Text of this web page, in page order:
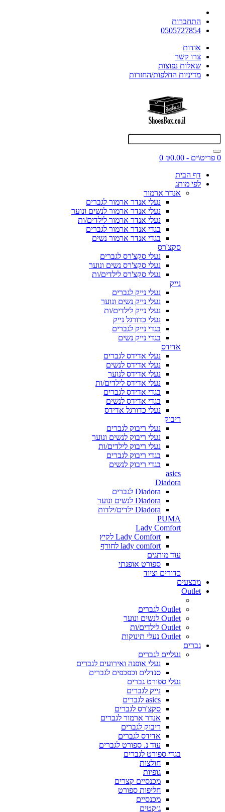
התחברות
0505727854
אודות
צרו קשר
שאלות נפוצות
מדיניות החלפות/החזרות
0 פריט\ים - ₪0.00
0
דף הבית
לפי מותג
אנדר ארמור
נעלי אנדר ארמור לגברים
נעלי אנדר ארמור לנשים ונוער
נעלי אנדר ארמור לילדים/ות
בגדי אנדר ארמור לגברים
בגדי אנדר ארמור נשים
סקצ'רס
נעלי סקצ'רס לגברים
נעלי סקצ'רס נשים ונוער
נעלי סקצ'רס לילדים/ות
נייק
נעלי נייק לגברים
נעלי נייק נשים ונוער
נעלי נייק לילדים/ות
נעלי כדורגל נייק
בגדי נייק לגברים
בגדי נייק נשים
אדידס
נעלי אדידס לגברים
נעלי אדידס לנשים
נעלי אדידס לנוער
נעלי אדידס לילדים/ות
בגדי אדידס לגברים
בגדי אדידס לנשים
נעלי כדורגל אדידס
ריבוק
נעלי ריבוק לגברים
נעלי ריבוק לנשים ונוער
נעלי ריבוק לילדים/ות
בגדי ריבוק לגברים
בגדי ריבוק לנשים
asics
Diadora
Diadora לגברים
Diadora לנשים ונוער
Diadora ילדים/ילדות
PUMA
Lady Comfort
Lady Comfort לקיץ
lady comfort לחורף
עוד מותגים
ספורט אופנתי
כדורים וציוד
מבצעים
Outlet
Outlet לגברים
Outlet לנשים ונוער
Outlet לילדים/ות
Outlet נעלי תינוקות
גברים
נעליים לגברים
נעלי אופנה ואירועים לגברים
סנדלים וכפכפים לגברים
נעלי ספורט גברים
נייק לגברים
asics לגברים
סקצ'רס לגברים
אנדר ארמור לגברים
ריבוק לגברים
אדידס לגברים
עוד נ. ספורט לגברים
בגדי ספורט לגברים
חולצות
גופיות
מכנסיים קצרים
חליפות ספורט
מכנסיים
ג׳קטים